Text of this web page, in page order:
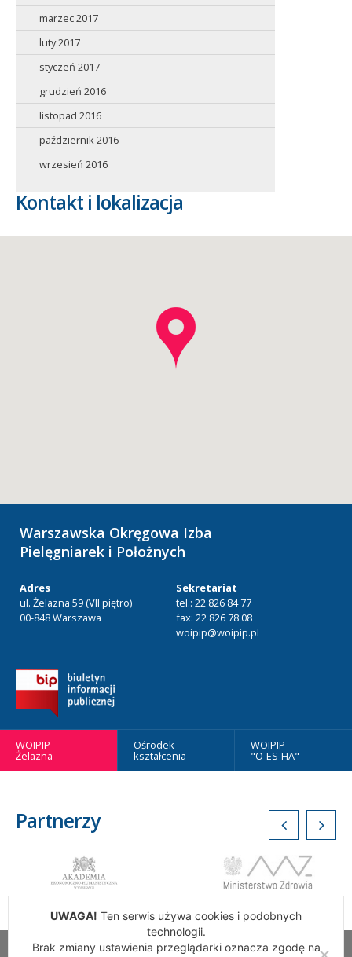
marzec 2017
luty 2017
styczeń 2017
grudzień 2016
listopad 2016
październik 2016
wrzesień 2016
Kontakt i lokalizacja
Warszawska Okręgowa Izba
Pielęgniarek i Położnych
Adres
ul. Żelazna 59 (VII piętro)
00-848 Warszawa
Sekretariat
tel.: 22 826 84 77
fax: 22 826 78 08
woipip@woipip.pl
WOIPIP
Żelazna
Ośrodek
kształcenia
WOIPIP
"O-ES-HA"
Partnerzy
UWAGA! Ten serwis używa cookies i podobnych
technologii.
Brak zmiany ustawienia przeglądarki oznacza zgodę na